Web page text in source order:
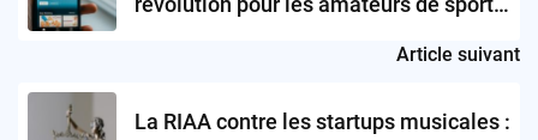
Article suivant
La RIAA contre les startups musicales :